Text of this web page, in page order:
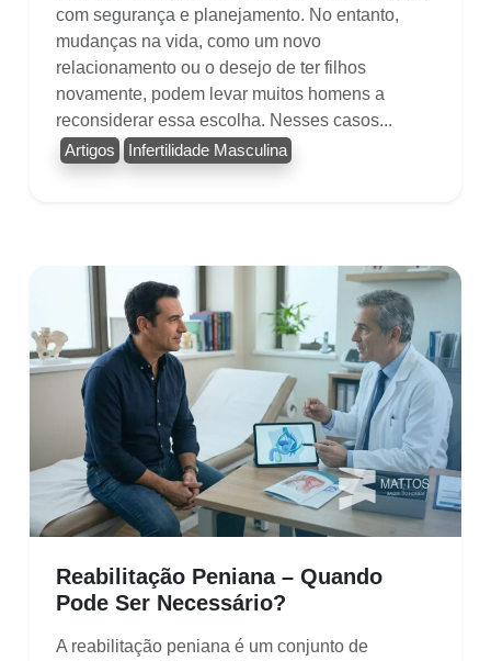
com segurança e planejamento. No entanto,
mudanças na vida, como um novo
relacionamento ou o desejo de ter filhos
novamente, podem levar muitos homens a
reconsiderar essa escolha. Nesses casos...
Artigos Infertilidade Masculina
Reabilitação Peniana – Quando
Pode Ser Necessário?
A reabilitação peniana é um conjunto de